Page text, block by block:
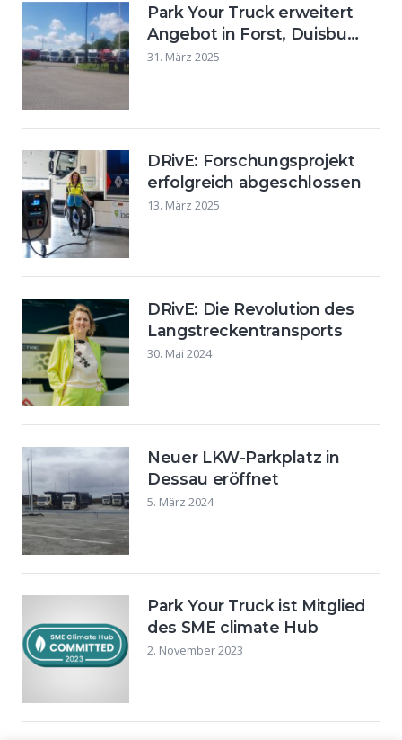
Park Your Truck erweitert
Angebot in Forst, Duisbu…
31. März 2025
DRivE: Forschungsprojekt
erfolgreich abgeschlossen
13. März 2025
DRivE: Die Revolution des
Langstreckentransports
30. Mai 2024
Neuer LKW-Parkplatz in
Dessau eröffnet
5. März 2024
Park Your Truck ist Mitglied
des SME climate Hub
2. November 2023